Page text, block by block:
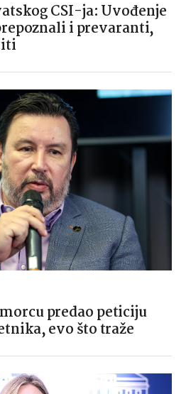
CSI-ja: Uvođenje
i prevaranti,
predao peticiju
evo što traže